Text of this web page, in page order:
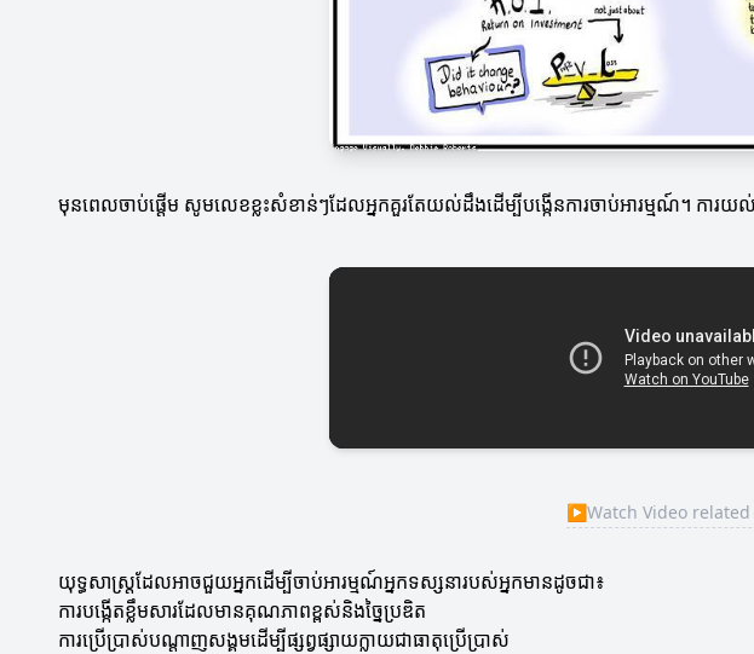
មុនពេលចាប់ផ្តើម សូមលេខខ្លះសំខាន់ៗដែលអ្នកគួរតែយល់ដឹងដើម្បីបង្កើនការចាប់អារម្មណ៍។ ការយល់
▶Watch Video related
យុទ្ធសាស្ត្រដែលអាចជួយអ្នកដើម្បីចាប់អារម្មណ៍អ្នកទស្សនារបស់អ្នកមានដូចជា៖
ការបង្កើតខ្លឹមសារដែលមានគុណភាពខ្ពស់និងច្នៃប្រឌិត
ការប្រើប្រាស់បណ្តាញសង្គមដើម្បីផ្សព្វផ្សាយក្លាយជាធាតុប្រើប្រាស់